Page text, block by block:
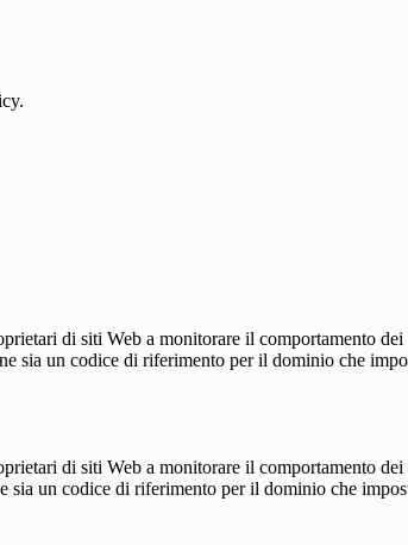
di siti Web a monitorare il comportamento
sia un codice di riferimento per il dominio che
di siti Web a monitorare il comportamento
sia un codice di riferimento per il dominio che